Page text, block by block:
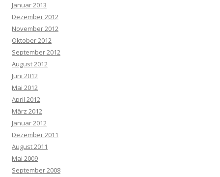
Januar 2013
Dezember 2012
November 2012
Oktober 2012
September 2012
August 2012
Juni 2012
Mai 2012
April 2012
März 2012
Januar 2012
Dezember 2011
August 2011
Mai 2009
September 2008